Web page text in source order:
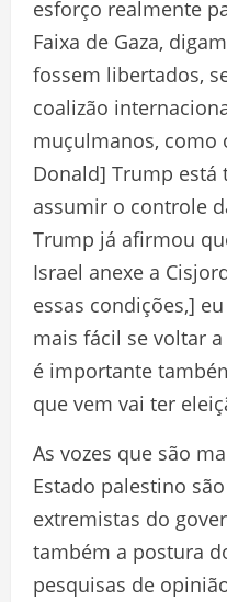
esforço realmente
Faixa de Gaza,
fossem libertados,
coalizão
muçulmanos, como
Donald] Trump está
assumir o controle
Trump já afirmou
Israel anexe a
essas condições,]
mais fácil se voltar
é importante
que vem vai ter
As vozes que são
Estado palestino
extremistas do
também a postura
pesquisas de